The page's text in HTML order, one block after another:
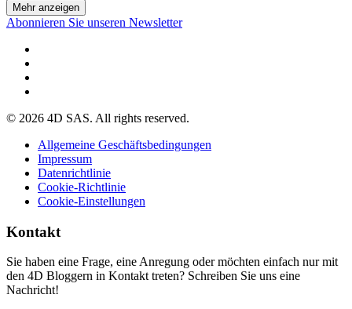
Mehr anzeigen
Abonnieren Sie unseren Newsletter
© 2026 4D SAS. All rights reserved.
Allgemeine Geschäftsbedingungen
Impressum
Datenrichtlinie
Cookie-Richtlinie
Cookie-Einstellungen
Kontakt
Sie haben eine Frage, eine Anregung oder möchten einfach nur mit
den 4D Bloggern in Kontakt treten? Schreiben Sie uns eine
Nachricht!